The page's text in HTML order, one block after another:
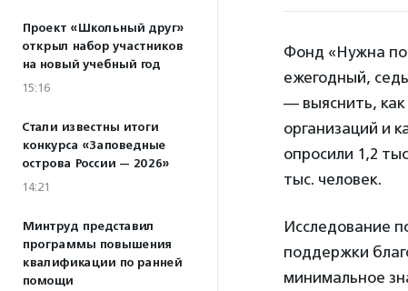
Проект «Школьный друг»
открыл набор участников
на новый учебный год
15:16
Стали известны итоги
конкурса «Заповедные
острова России — 2026»
14:21
Минтруд представил
программы повышения
квалификации по ранней
помощи
Фонд «Нужна
ежегодный,
— выяснить, как
организаций и
опросили 1,2
тыс. человек.
Исследование
поддержки
минимальное